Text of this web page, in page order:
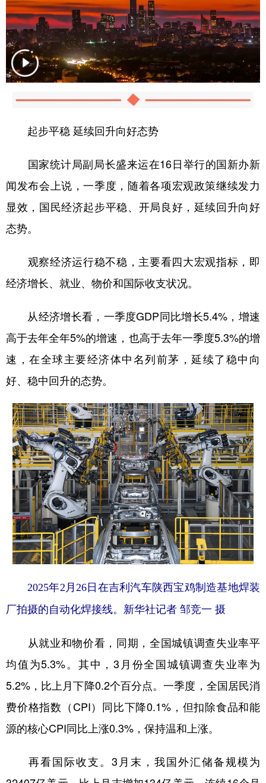
起步平稳 延续回升向好态势
国家统计局副局长盛来运在16日举行的国新办新
闻发布会上说，一季度，随着各项宏观政策继续发力
显效，国民经济起步平稳、开局良好，延续回升向好
态势。
观察经济运行稳不稳，主要看四大宏观指标，即
经济增长、就业、物价和国际收支状况。
从经济增长看，一季度GDP同比增长5.4%，增速
高于去年全年5%的增速，也高于去年一季度5.3%的增
速，在全球主要经济体中名列前茅，延续了稳中向
好、稳中回升的态势。
2025年2月26日在吉利汽车陕西宝鸡制造基地焊装
厂拍摄的自动化焊接线。新华社记者 邹竞一 摄
从就业和物价看，同期，全国城镇调查失业率平
均值为5.3%。其中，3月份全国城镇调查失业率为
5.2%，比上月下降0.2个百分点。一季度，全国居民消
费价格指数（CPI）同比下降0.1%，但扣除食品和能
源的核心CPI同比上涨0.3%，保持温和上涨。
再看国际收支。3月末，我国外汇储备规模为